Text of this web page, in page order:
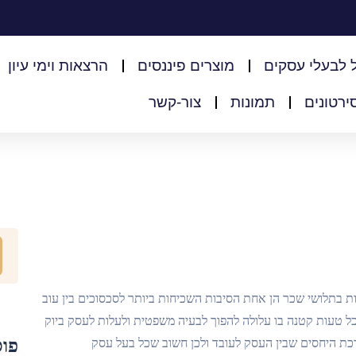
מוצרים פיננסים הרצאות וימי עיון
תמונות צור-קשר
שכר הן אחת הסיבות השכיחות ביותר לסכסוכים בין עוב
טעות קטנה בו עלולה להפוך לבעיה משפטית ולעלות לעסק ביוק
היחסים שבין העסק לעובד ולכן חשוב שכל בעל עסק